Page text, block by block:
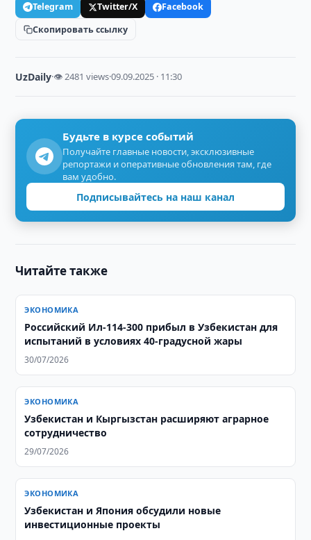
Telegram Twitter/X
Facebook
Скопировать ссылку
UzDaily·👁 2481 views·09.09.2025 · 11:30
Будьте в курсе событий
Получайте главные новости, эксклюзивные
репортажи и оперативные обновления там, где
вам удобно.
Подписывайтесь на наш канал
Читайте также
ЭКОНОМИКА
Российский Ил-114-300 прибыл в Узбекистан для
испытаний в условиях 40-градусной жары
30/07/2026
ЭКОНОМИКА
Узбекистан и Кыргызстан расширяют аграрное
сотрудничество
29/07/2026
ЭКОНОМИКА
Узбекистан и Япония обсудили новые
инвестиционные проекты